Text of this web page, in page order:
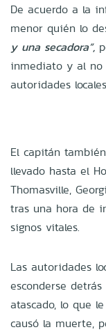
De acuerdo a la
menor quién lo
y una secadora”,
inmediato y al no
autoridades
El capitán
llevado hasta el
Thomasville,
tras una hora de
signos vitales.
Las autoridades
esconderse
atascado, lo que
causó la muerte,